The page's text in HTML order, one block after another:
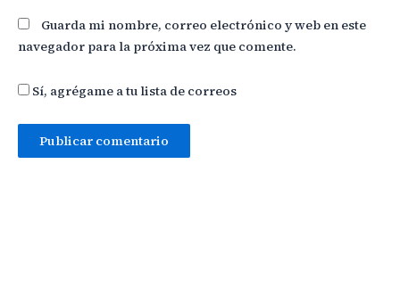
Guarda mi nombre, correo electrónico y web en este
navegador para la próxima vez que comente.
Sí, agrégame a tu lista de correos